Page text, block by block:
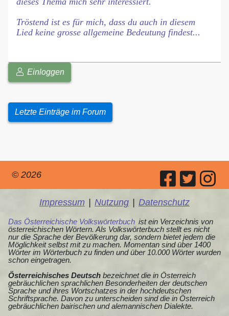
Tröstend ist es für mich, dass du auch in diesem
Lied keine grosse allgemeine Bedeutung findest...
Einloggen
Letzte Einträge im Forum
© 2026
Impressum | Nutzung | Datenschutz
Das Österreichische Volkswörterbuch ist ein Verzeichnis von
österreichischen Wörtern. Als Volkswörterbuch stellt es nicht
nur die Sprache der Bevölkerung dar, sondern bietet jedem die
Möglichkeit selbst mit zu machen. Momentan sind über 1400
Wörter im Wörterbuch zu finden und über 10.000 Wörter wurden
schon eingetragen.
Österreichisches Deutsch bezeichnet die in Österreich
gebräuchlichen sprachlichen Besonderheiten der deutschen
Sprache und ihres Wortschatzes in der hochdeutschen
Schriftsprache. Davon zu unterscheiden sind die in Österreich
gebräuchlichen bairischen und alemannischen Dialekte.